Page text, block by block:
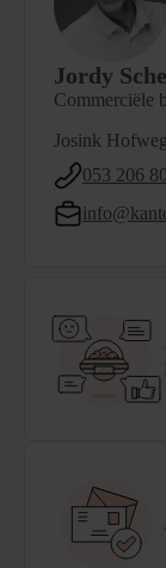
Jordy
Commerciële
Josink
053 206